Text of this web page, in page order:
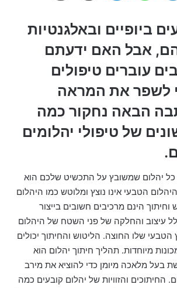
ביופיים ובאלגנטיות
אבל האם ידעתם
עוברים טיפולים
לשפר את המראה
הבאה נחקור כמה
של טיפולי יהלומים
כל יהלום שמשובץ על התכשיט שלכם הוא
הטבעי אינו נוצץ ומלוטש כמו היהלום
וחיתוך הינם מרכיבים חשובים בייצור
עיצוב והחלקה של פני השטח של היהלום
הטבעי שלו החוצה. הליטוש והחיתוך יכולים
מיוחדות. תהליך חיתוך יהלום הוא
בעל מלאכה מיומן כדי להוציא את מירב
החיתוכים והזוויות של יהלום קובעים כמה